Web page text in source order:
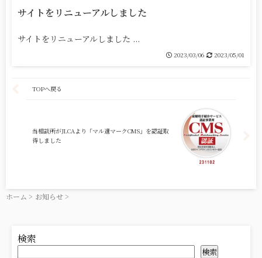
サイトをリニューアルしました
サイトをリニューアルしました ...
2023/03/06 2023/05/01
TOPへ戻る
当相談所がJLCAより「マル適マークCMS」を認証取
得しました
ホーム > お知らせ>
検索
検索